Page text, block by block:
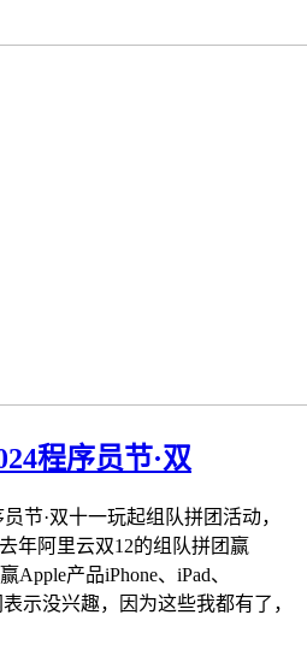
程序员节·双
节·双十一玩起组队拼团活动，
年阿里云双12的组队拼团赢
Apple产品iPhone、iPad、
示没兴趣，因为这些我都有了，